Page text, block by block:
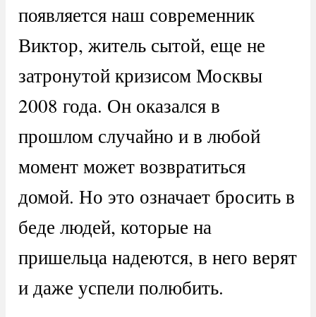
появляется наш современник
Виктор, житель сытой, еще не
затронутой кризисом Москвы
2008 года. Он оказался в
прошлом случайно и в любой
момент может возвратиться
домой. Но это означает бросить в
беде людей, которые на
пришельца надеются, в него верят
и даже успели полюбить.